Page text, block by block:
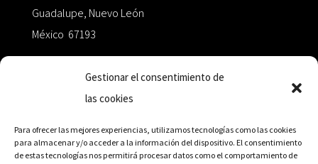
Gestionar el consentimiento de
las cookies
Para ofrecer las mejores experiencias, utilizamos tecnologías como las cookies
para almacenar y/o acceder a la información del dispositivo. El consentimiento
de estas tecnologías nos permitirá procesar datos como el comportamiento de
Guadalupe, Nuevo León
México 67193
+52 811.499.5638
RED DE DISTRIBUCIÓN